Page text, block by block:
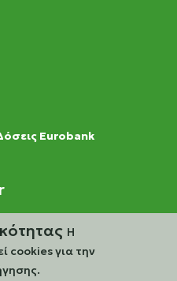
Eurobank
Η
cookies για την